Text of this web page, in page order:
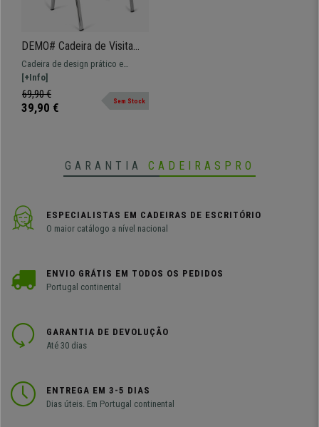
DEMO# Cadeira de Visita
ROMEL, Prática e
Empilhável, Pernas
Cromadas, Em Pano,
Cinzento
Cadeira de design prático e
versátil ROMEL. Confortável,
resistente e com design moderno.
[+Info]
69,90 €
39,90 € Sem Stock
GARANTIA CADEIRASPRO
ESPECIALISTAS EM CADEIRAS DE ESCRITÓRIO
O maior catálogo a nível nacional
ENVIO GRÁTIS EM TODOS OS PEDIDOS
Portugal continental
GARANTIA DE DEVOLUÇÃO
Até 30 dias
ENTREGA EM 3-5 DIAS
Dias úteis. Em Portugal continental